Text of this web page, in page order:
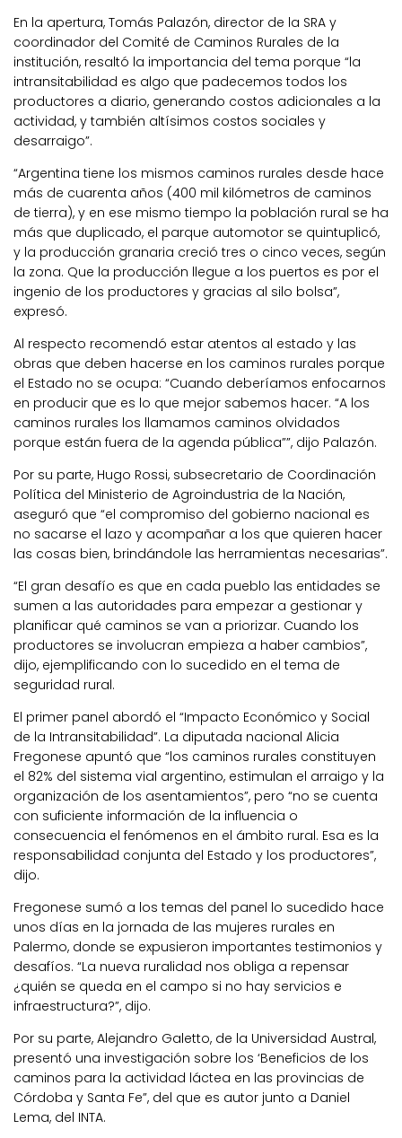
En la apertura, Tomás Palazón, director de la SRA y
coordinador del Comité de Caminos Rurales de la
institución, resaltó la importancia del tema porque “la
intransitabilidad es algo que padecemos todos los
productores a diario, generando costos adicionales a la
actividad, y también altísimos costos sociales y
desarraigo”.
“Argentina tiene los mismos caminos rurales desde hace
más de cuarenta años (400 mil kilómetros de caminos
de tierra), y en ese mismo tiempo la población rural se ha
más que duplicado, el parque automotor se quintuplicó,
y la producción granaria creció tres o cinco veces, según
la zona. Que la producción llegue a los puertos es por el
ingenio de los productores y gracias al silo bolsa”,
expresó.
Al respecto recomendó estar atentos al estado y las
obras que deben hacerse en los caminos rurales porque
el Estado no se ocupa: “Cuando deberíamos enfocarnos
en producir que es lo que mejor sabemos hacer. “A los
caminos rurales los llamamos caminos olvidados
porque están fuera de la agenda pública””, dijo Palazón.
Por su parte, Hugo Rossi, subsecretario de Coordinación
Política del Ministerio de Agroindustria de la Nación,
aseguró que “el compromiso del gobierno nacional es
no sacarse el lazo y acompañar a los que quieren hacer
las cosas bien, brindándole las herramientas necesarias”.
“El gran desafío es que en cada pueblo las entidades se
sumen a las autoridades para empezar a gestionar y
planificar qué caminos se van a priorizar. Cuando los
productores se involucran empieza a haber cambios”,
dijo, ejemplificando con lo sucedido en el tema de
seguridad rural.
El primer panel abordó el “Impacto Económico y Social
de la Intransitabilidad”. La diputada nacional Alicia
Fregonese apuntó que “los caminos rurales constituyen
el 82% del sistema vial argentino, estimulan el arraigo y la
organización de los asentamientos”, pero “no se cuenta
con suficiente información de la influencia o
consecuencia el fenómenos en el ámbito rural. Esa es la
responsabilidad conjunta del Estado y los productores”,
dijo.
Fregonese sumó a los temas del panel lo sucedido hace
unos días en la jornada de las mujeres rurales en
Palermo, donde se expusieron importantes testimonios y
desafíos. “La nueva ruralidad nos obliga a repensar
¿quién se queda en el campo si no hay servicios e
infraestructura?”, dijo.
Por su parte, Alejandro Galetto, de la Universidad Austral,
presentó una investigación sobre los ‘Beneficios de los
caminos para la actividad láctea en las provincias de
Córdoba y Santa Fe”, del que es autor junto a Daniel
Lema, del INTA.